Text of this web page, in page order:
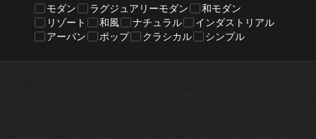
モダン ラグジュアリーモダン
和モダン
リゾート
和風 ナチュラル
インダストリアル
アーバン
ポップ クラシカル シンプル